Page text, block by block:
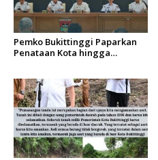
Pemko Bukittinggi Paparkan
Penataan Kota hingga